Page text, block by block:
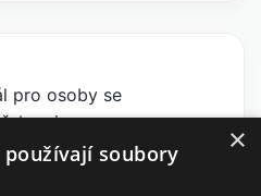
pro osoby se
×
soubory